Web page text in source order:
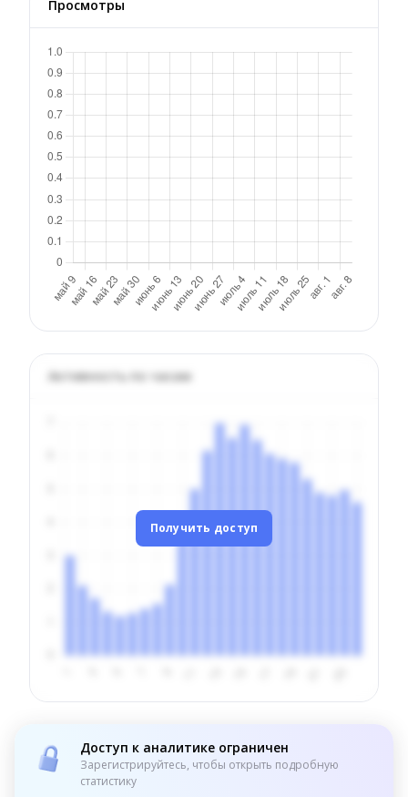
Просмотры
Активность по часам
Получить доступ
Доступ к аналитике ограничен
Зарегистрируйтесь, чтобы открыть подробную
статистику